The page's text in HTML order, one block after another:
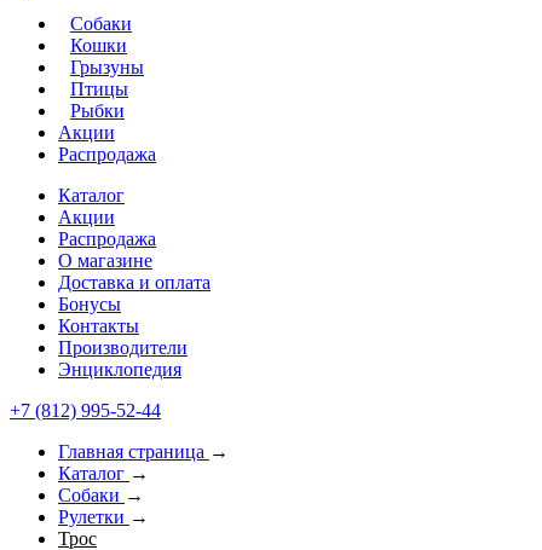
Собаки
Кошки
Грызуны
Птицы
Рыбки
Акции
Распродажа
Каталог
Акции
Распродажа
О магазине
Доставка и оплата
Бонусы
Контакты
Производители
Энциклопедия
+7 (812) 995-52-44
Главная страница →
Каталог →
Собаки →
Рулетки →
Трос